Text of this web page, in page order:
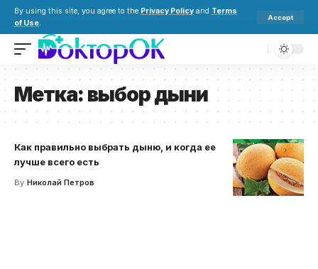
By using this site, you agree to the Privacy Policy and Terms
of Use.
Accept
Метка: выбор дыни
Как правильно выбрать дыню, и когда ее
лучше всего есть
By Николай Петров